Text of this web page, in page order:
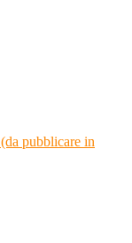
pubblicare in